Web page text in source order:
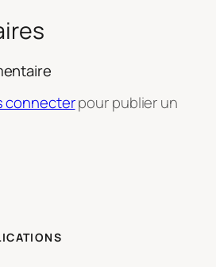
connecterpour publier un